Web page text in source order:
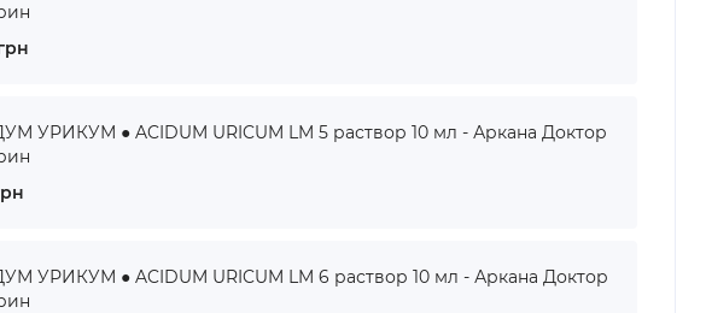
УРИКУМ ● ACIDUM URICUM LM 5 раствор 10 мл - Аркана Доктор
УРИКУМ ● ACIDUM URICUM LM 6 раствор 10 мл - Аркана Доктор